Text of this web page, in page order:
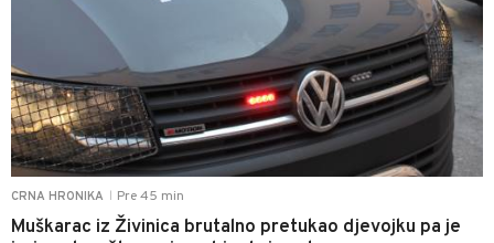
CRNA HRONIKA Pre 45 min
Muškarac iz Živinica brutalno pretukao djevojku pa je